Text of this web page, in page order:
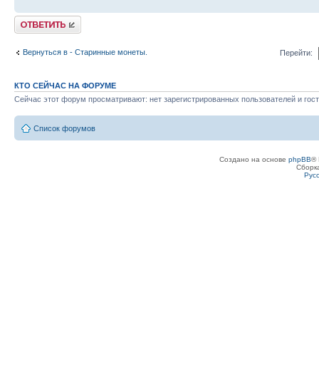
Ответить
Вернуться в - Старинные монеты. Перейти:
КТО СЕЙЧАС НА ФОРУМЕ
Сейчас этот форум просматривают: нет зарегистрированных пользователей и
Список форумов
Создано на основе phpBB®